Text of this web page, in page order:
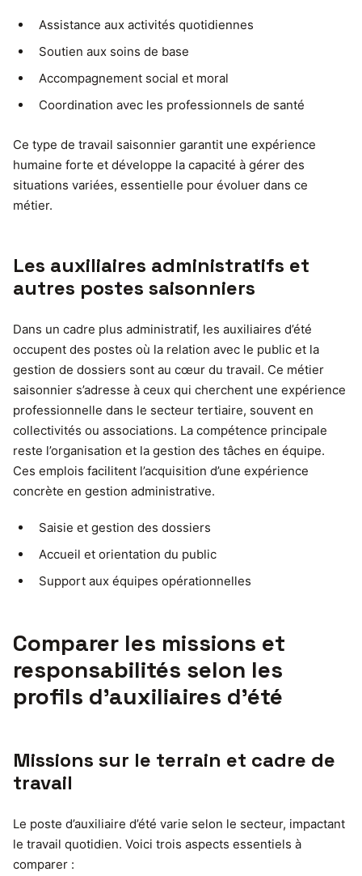
Assistance aux activités quotidiennes
Soutien aux soins de base
Accompagnement social et moral
Coordination avec les professionnels de santé
Ce type de travail saisonnier garantit une expérience
humaine forte et développe la capacité à gérer des
situations variées, essentielle pour évoluer dans ce
métier.
Les auxiliaires administratifs et
autres postes saisonniers
Dans un cadre plus administratif, les auxiliaires d’été
occupent des postes où la relation avec le public et la
gestion de dossiers sont au cœur du travail. Ce métier
saisonnier s’adresse à ceux qui cherchent une expérience
professionnelle dans le secteur tertiaire, souvent en
collectivités ou associations. La compétence principale
reste l’organisation et la gestion des tâches en équipe.
Ces emplois facilitent l’acquisition d’une expérience
concrète en gestion administrative.
Saisie et gestion des dossiers
Accueil et orientation du public
Support aux équipes opérationnelles
Comparer les missions et
responsabilités selon les
profils d’auxiliaires d’été
Missions sur le terrain et cadre de
travail
Le poste d’auxiliaire d’été varie selon le secteur, impactant
le travail quotidien. Voici trois aspects essentiels à
comparer :